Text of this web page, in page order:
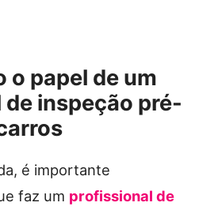
o papel de um
inspeção pré-
é importante
faz um profissional de